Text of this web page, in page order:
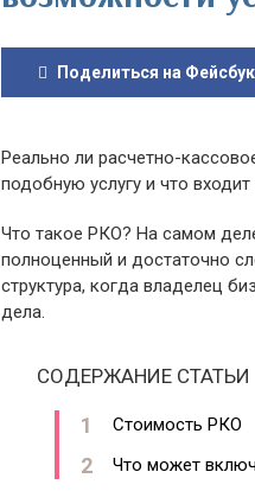
Поделиться на Фейсбук
Реально ли расчетно-
подобную услугу и что
Что такое РКО? На самом
полноценный и достаточно
структура, когда владелец
дела.
СОДЕРЖАНИЕ СТАТЬИ
Стоимость РКО
Что может